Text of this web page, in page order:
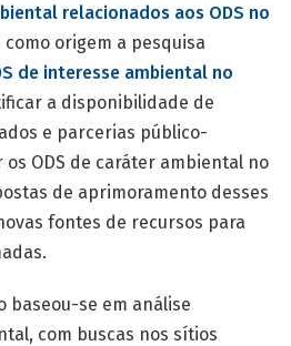
relacionados aos ODS no
como origem a pesquisa
de interesse ambiental no
a disponibilidade de
e parcerias público-
ODS de caráter ambiental no
de aprimoramento desses
fontes de recursos para
baseou-se em análise
com buscas nos sítios